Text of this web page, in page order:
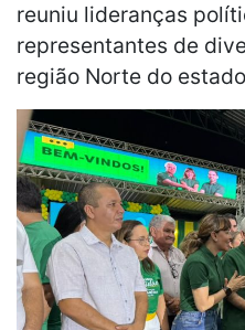
reuniu lideranças
representantes de
região Norte do